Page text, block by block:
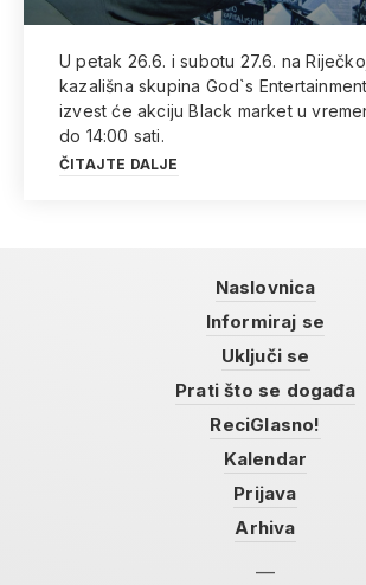
U petak 26.6. i subotu 27.6. na
kazališna skupina God`s
izvest će akciju Black market u
do 14:00 sati.
ČITAJTE DALJE
Naslovnica
Informiraj se
Uključi se
Prati što se događa
ReciGlasno!
Kalendar
Prijava
Arhiva